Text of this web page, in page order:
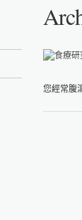
您經常腹